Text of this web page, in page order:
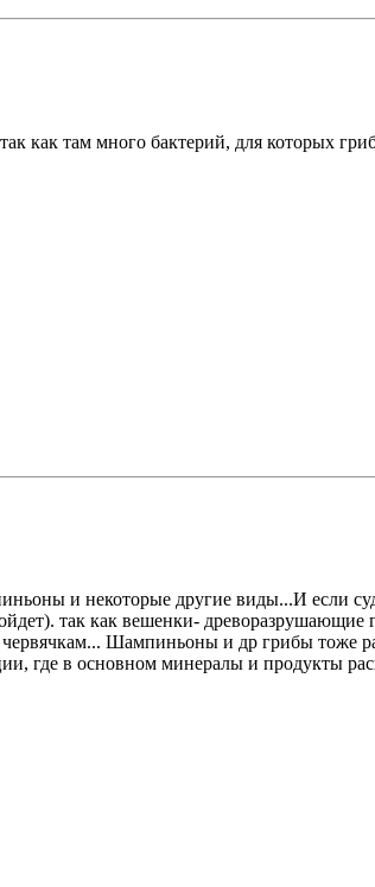
как там много бактерий, для которых
и некоторые другие виды...И если
так как вешенки-
Шампиньоны и др грибы тоже
где в основном минералы и продукты